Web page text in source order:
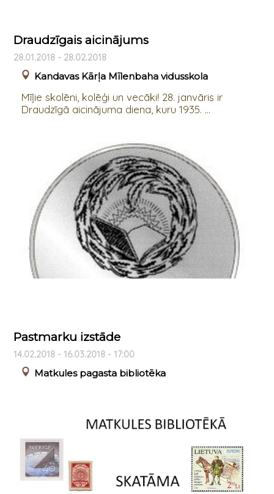
Draudzīgais aicinājums
28.01.2018 - 28.02.2018
Kandavas Kārļa Mīlenbaha vidusskola
Mīļie skolēni, kolēģi un vecāki! 28. janvāris ir
Draudzīgā aicinājuma diena, kuru 1935. ...
Pastmarku izstāde
14.02.2018 - 16.03.2018 - 17:00
Matkules pagasta bibliotēka